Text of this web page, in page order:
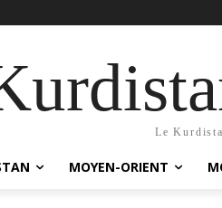
Le
MOYEN-ORIENT